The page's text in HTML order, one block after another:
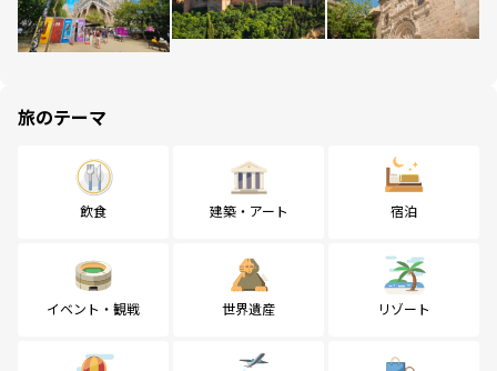
旅のテーマ
飲食 建築・アート 宿泊
イベント・観戦 世界遺産 リゾート